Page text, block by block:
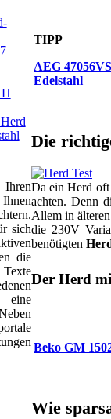
sich
die
TIPP
AEG
Edelstahl
Die
Da ein Herd oft
achten. Denn
Allem in
die 230V
benötigten
Der Herd
Beko GM
Wie